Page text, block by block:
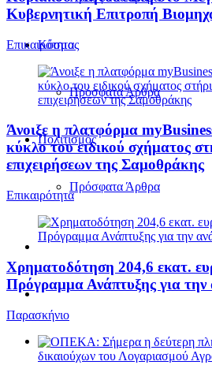
Κόσμος
Πρόσφατα Άρθρα
Πολιτισμός
Πρόσφατα Άρθρα
Κυβερνητική Επιτροπή
Επικαιρότητα
Άνοιξε η πλατφόρμα
κύκλο του ειδικού σχήματος
επιχειρήσεων της Σαμοθράκης
Επικαιρότητα
Χρηματοδότηση 204,6 εκατ.
Πρόγραμμα Ανάπτυξης για
Παρασκήνιο